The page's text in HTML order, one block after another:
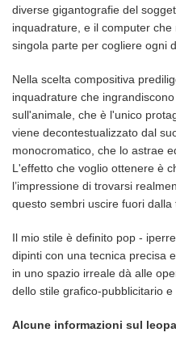
diverse gigantografie del
inquadrature, e il computer
singola parte per cogliere ogni
Nella scelta compositiva
inquadrature che
sull'animale, che è l'unico
viene decontestualizzato dal
monocromatico, che lo astrae
L'effetto che voglio ottenere è
l’impressione di trovarsi
questo sembri uscire fuori dalla
Il mio stile è definito pop -
dipinti con una tecnica precisa
in uno spazio irreale dà alle
dello stile grafico-pubblicitario e
Alcune informazioni sul